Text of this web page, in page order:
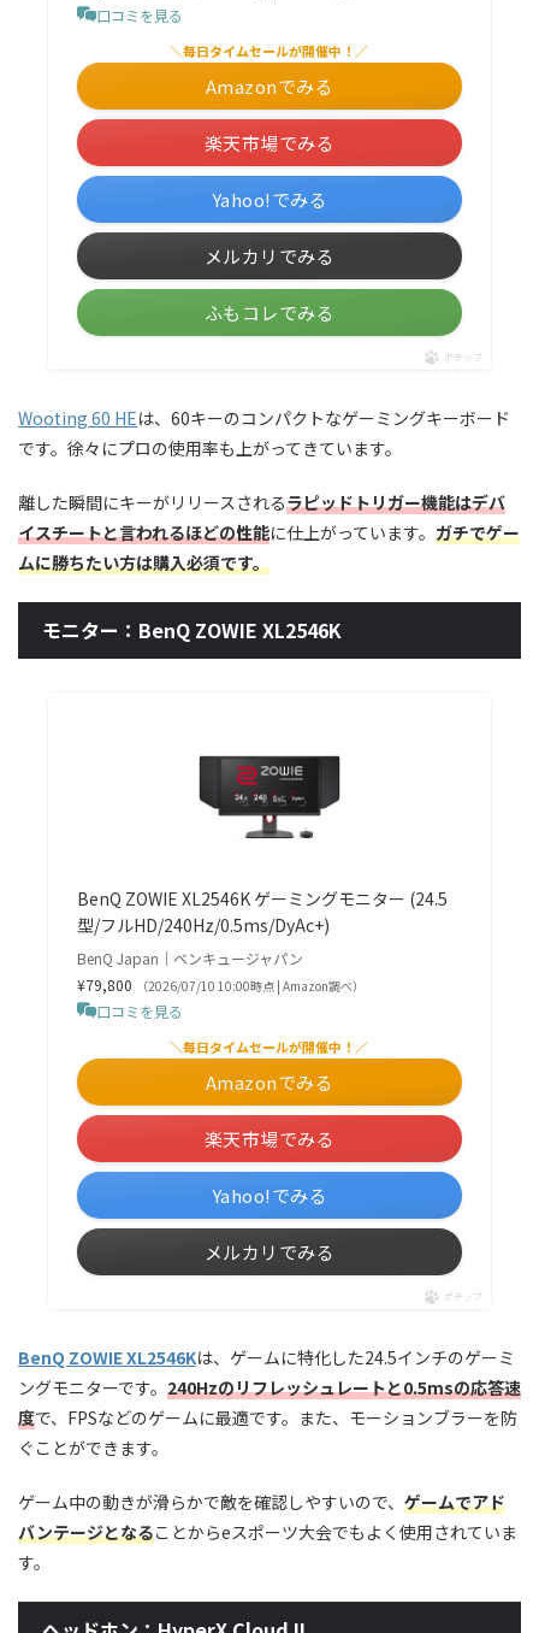
口コミを見る
＼毎日タイムセールが開催中！／
Amazonでみる
楽天市場でみる
Yahoo!でみる
メルカリでみる
ふもコレでみる
ポチップ
Wooting 60 HEは、60キーのコンパクトなゲーミングキーボード
です。徐々にプロの使用率も上がってきています。
離した瞬間にキーがリリースされるラピッドトリガー機能はデバ
イスチートと言われるほどの性能に仕上がっています。 ガチでゲー
ムに勝ちたい方は購入必須です。
モニター：BenQ ZOWIE XL2546K
BenQ ZOWIE XL2546K ゲーミングモニター (24.5
型/フルHD/240Hz/0.5ms/DyAc+)
BenQ Japan｜ベンキュージャパン
¥79,800
（2026/07/10 10:00時点 | Amazon調べ）
口コミを見る
＼毎日タイムセールが開催中！／
Amazonでみる
楽天市場でみる
Yahoo!でみる
メルカリでみる
ポチップ
BenQ ZOWIE XL2546Kは、ゲームに特化した24.5インチのゲーミ
ングモニターです。 240Hzのリフレッシュレートと0.5msの応答速
度で、FPSなどのゲームに最適です。また、モーションブラーを防
ぐことができます。
ゲーム中の動きが滑らかで敵を確認しやすいので、 ゲームでアド
バンテージとなることからeスポーツ大会でもよく使用されていま
す。